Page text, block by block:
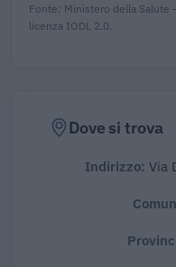
Fonte: Ministero della Salute
licenza IODL 2.0.
Dove si trova
Indirizzo: Via